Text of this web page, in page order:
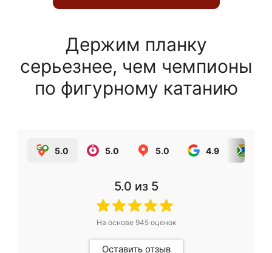
Держим планку
серьезнее, чем чемпионы
по фигурному катанию
5.0 5.0 5.0 4.9
5.0 из 5
На основе 945оценок
Оставить отзыв